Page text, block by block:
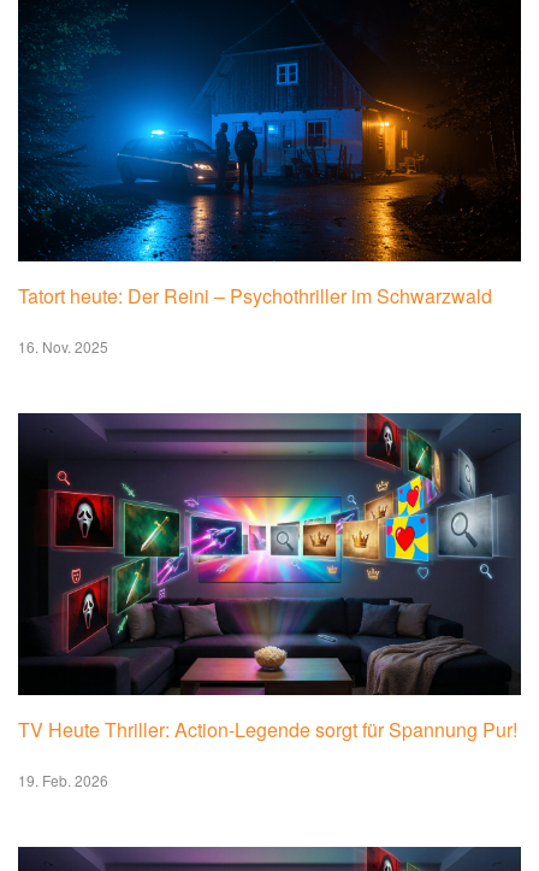
Tatort heute: Der Reini – Psychothriller im Schwarzwald
16. Nov. 2025
TV Heute Thriller: Action-Legende sorgt für Spannung Pur!
19. Feb. 2026